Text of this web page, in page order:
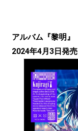
アルバム『黎明』
2024年4月3日発売